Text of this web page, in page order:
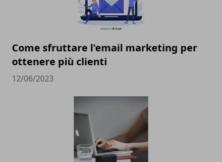
Come sfruttare l'email marketing per
ottenere più clienti
12/06/2023